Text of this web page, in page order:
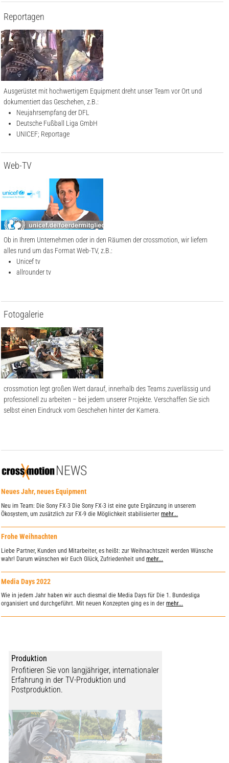
Reportagen
Ausgerüstet mit hochwertigem Equipment dreht unser Team vor Ort und
dokumentiert das Geschehen, z.B.:
Neujahrsempfang der DFL
Deutsche Fußball Liga GmbH
UNICEF; Reportage
Web-TV
Ob in Ihrem Unternehmen oder in den Räumen der crossmotion, wir liefern
alles rund um das Format Web-TV, z.B.:
Unicef tv
allrounder tv
Fotogalerie
crossmotion legt großen Wert darauf, innerhalb des Teams zuverlässig und
professionell zu arbeiten – bei jedem unserer Projekte. Verschaffen Sie sich
selbst einen Eindruck vom Geschehen hinter der Kamera.
crossmotion News
Neues Jahr, neues Equipment
Neu im Team: Die Sony FX-3 Die Sony FX-3 ist eine gute Ergänzung in unserem
Ökosystem, um zusätzlich zur FX-9 die Möglichkeit stabilisierter mehr...
Frohe Weihnachten
Liebe Partner, Kunden und Mitarbeiter, es heißt: zur Weihnachtszeit werden Wünsche
wahr! Darum wünschen wir Euch Glück, Zufriedenheit und mehr...
Media Days 2022
Wie in jedem Jahr haben wir auch diesmal die Media Days für Die 1. Bundesliga
organisiert und durchgeführt. Mit neuen Konzepten ging es in der mehr...
Crossmotion wünscht frohe Weihnachtstage
Am 23. Dezember werden die letzten Spiele vor der Winterpause angepfiffen - pünktlich
vor Weihnachten. Für uns heißt es dann erstmal: Winterpause.
Produktion
Profitieren Sie von langjähriger, internationaler
Erfahrung in der TV-Produktion und
Postproduktion.